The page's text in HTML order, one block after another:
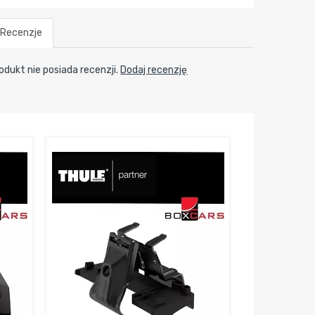
Recenzje
nie posiada recenzji. Dodaj recenzję